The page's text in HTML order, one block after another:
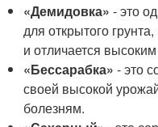
«Демидовка» - это
для открытого
и отличается
«Бессарабка» - это
своей высокой
болезням.